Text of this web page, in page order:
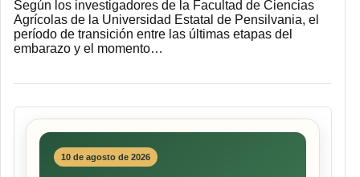
Según los investigadores de la Facultad de Ciencias
Agrícolas de la Universidad Estatal de Pensilvania, el
período de transición entre las últimas etapas del
embarazo y el momento…
10 de agosto de 2026